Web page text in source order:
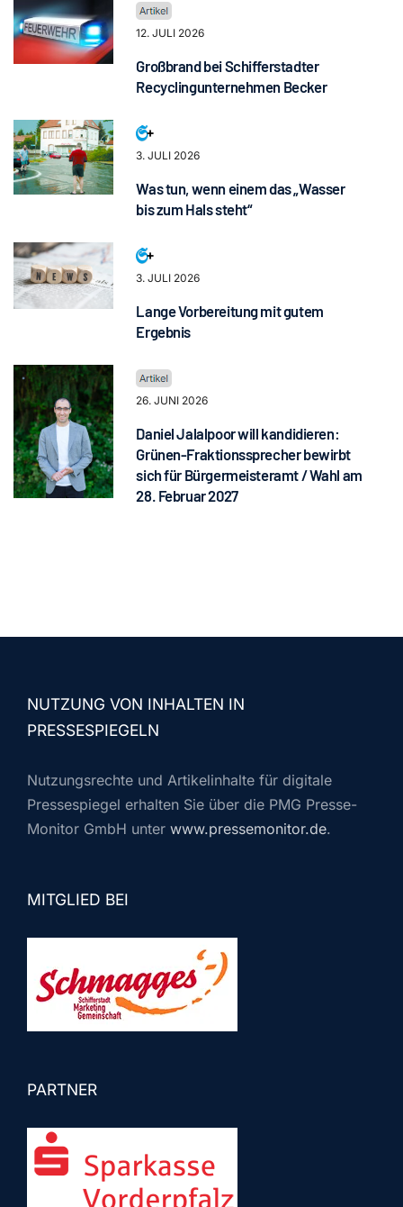
12. JULI 2026
Großbrand bei Schifferstadter
Recyclingunternehmen Becker
3. JULI 2026
Was tun, wenn einem das „Wasser
bis zum Hals steht“
3. JULI 2026
Lange Vorbereitung mit gutem
Ergebnis
26. JUNI 2026
Daniel Jalalpoor will kandidieren:
Grünen-Fraktionssprecher bewirbt
sich für Bürgermeisteramt / Wahl am
28. Februar 2027
NUTZUNG VON INHALTEN IN
PRESSESPIEGELN
Nutzungsrechte und Artikelinhalte für digitale
Pressespiegel erhalten Sie über die PMG Presse-
Monitor GmbH unter www.pressemonitor.de.
MITGLIED BEI
PARTNER